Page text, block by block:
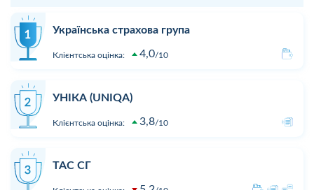
Українська страхова група
Клієнтська оцінка: 4,0 10
УНІКА (UNIQA)
Клієнтська оцінка: 3,8 10
ТАС СГ